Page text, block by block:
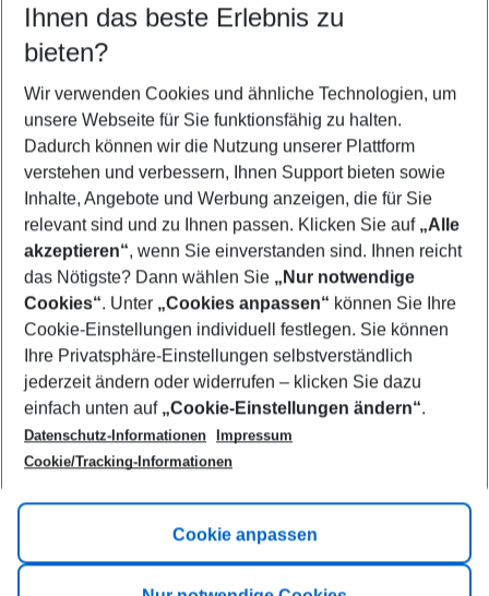
Find the perfect deal which suits your best
Your departure airport
Any airport
Select your date range
11/08/26–09/08/27 5-8 nights
Who will travel
2 adults No children
Show more filter
Footer
Footer navigation
Title A
Link A
Ihnen das beste Erlebnis zu
bieten?
Wir verwenden Cookies und ähnliche Technologien, um
unsere Webseite für Sie funktionsfähig zu halten.
Dadurch können wir die Nutzung unserer Plattform
verstehen und verbessern, Ihnen Support bieten sowie
Inhalte, Angebote und Werbung anzeigen, die für Sie
relevant sind und zu Ihnen passen. Klicken Sie auf „Alle
akzeptieren“, wenn Sie einverstanden sind. Ihnen reicht
das Nötigste? Dann wählen Sie „Nur notwendige
Cookies“. Unter „Cookies anpassen“ können Sie Ihre
Cookie-Einstellungen individuell festlegen. Sie können
Ihre Privatsphäre-Einstellungen selbstverständlich
jederzeit ändern oder widerrufen – klicken Sie dazu
einfach unten auf „Cookie-Einstellungen ändern“.
Datenschutz-Informationen
Impressum
Cookie/Tracking-Informationen
Cookie anpassen